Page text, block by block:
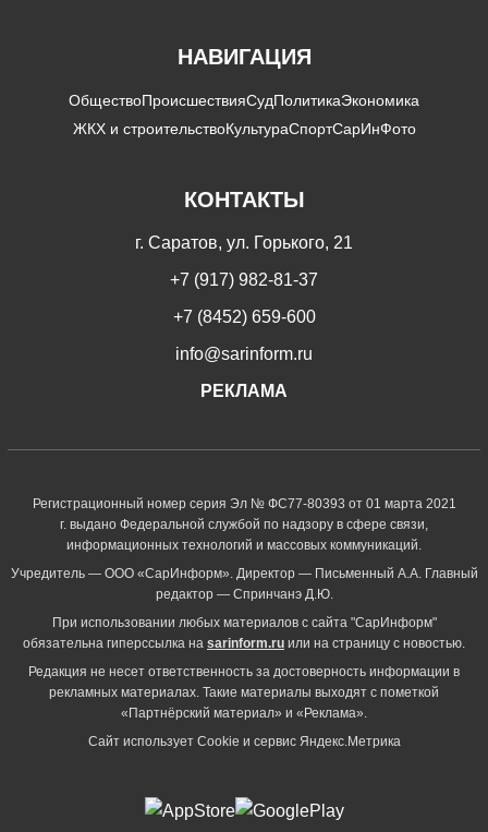
НАВИГАЦИЯ
ОбществоПроисшествияСудПолитикаЭкономика
ЖКХ и строительствоКультураСпортСарИнФото
КОНТАКТЫ
г. Саратов, ул. Горького, 21
+7 (917) 982-81-37
+7 (8452) 659-600
info@sarinform.ru
РЕКЛАМА
Регистрационный номер серия Эл № ФС77-80393 от 01 марта 2021
г. выдано Федеральной службой по надзору в сфере связи,
информационных технологий и массовых коммуникаций.
Учредитель — ООО «СарИнформ». Директор — Письменный А.А. Главный
редактор — Спринчанэ Д.Ю.
При использовании любых материалов с сайта "СарИнформ"
обязательна гиперссылка на sarinform.ru или на страницу с новостью.
Редакция не несет ответственность за достоверность информации в
рекламных материалах. Такие материалы выходят с пометкой
«Партнёрский материал» и «Реклама».
Сайт использует Cookie и сервиc Яндекс.Метрика